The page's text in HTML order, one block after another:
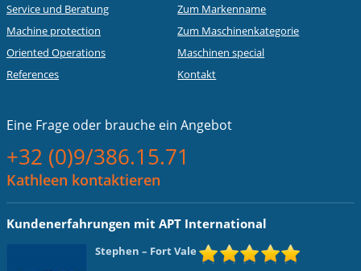
Service und Beratung
Machine protection
Oriented Operations
References
Zum Markenname
Zum Maschinenkategorie
Maschinen special
Kontakt
Eine Frage oder brauche ein Angebot
+32 (0)9/386.15.71
Kathleen kontaktieren
Kundenerfahrungen mit APT International
Stephen – Fort Vale